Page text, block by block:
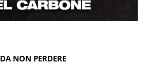
DA NON PERDERE